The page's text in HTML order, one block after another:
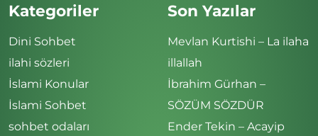
Kategoriler
Dini Sohbet
ilahi sözleri
İslami Konular
İslami Sohbet
sohbet odaları
Son Yazılar
Mevlan Kurtishi – La ilaha
illallah
İbrahim Gürhan –
SÖZÜM SÖZDÜR
Ender Tekin – Acayip